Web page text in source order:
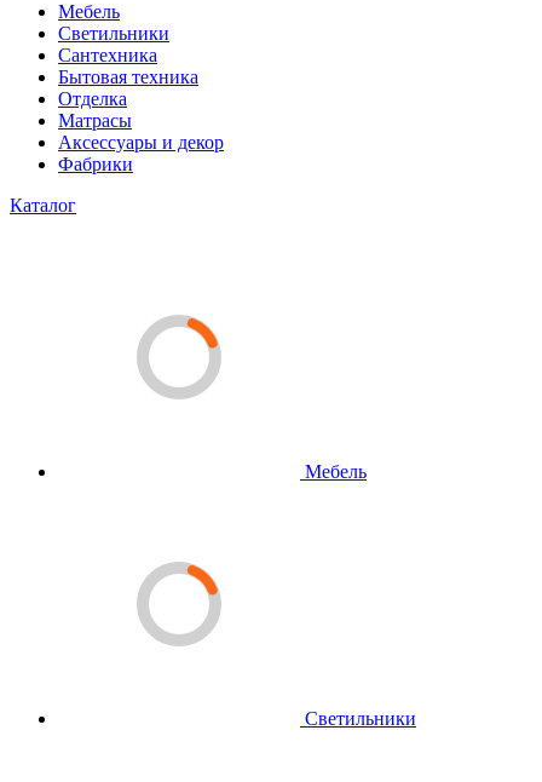
Мебель
Светильники
Сантехника
Бытовая техника
Отделка
Матрасы
Аксессуары и декор
Фабрики
Каталог
Мебель
Светильники